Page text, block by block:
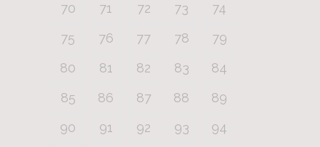
70
71 72 73
74
75
76 77 78
79
80
81 82 83
84
85
86 87 88
89
90
91 92 93
94